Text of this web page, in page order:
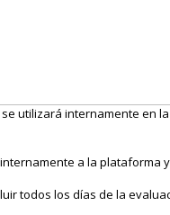
utilizará internamente en
a la plataforma
todos los días de la